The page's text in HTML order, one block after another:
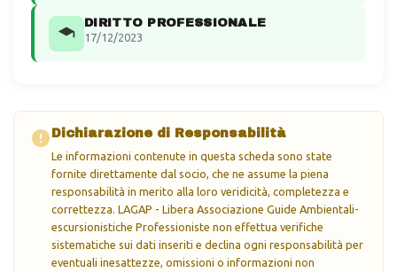
DIRITTO PROFESSIONALE
17/12/2023
Dichiarazione di Responsabilità
Le informazioni contenute in questa scheda sono state
fornite direttamente dal socio, che ne assume la piena
responsabilità in merito alla loro veridicità, completezza e
correttezza. LAGAP - Libera Associazione Guide Ambientali-
escursionistiche Professioniste non effettua verifiche
sistematiche sui dati inseriti e declina ogni responsabilità per
eventuali inesattezze, omissioni o informazioni non